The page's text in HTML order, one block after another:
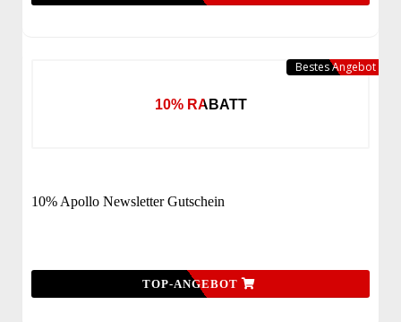
10% RABATT
10% Apollo Newsletter Gutschein
TOP-ANGEBOT
Bestes Angebot